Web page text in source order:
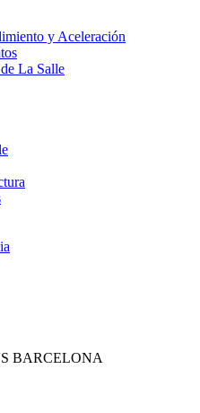
y Aceleración
La Salle
BARCELONA